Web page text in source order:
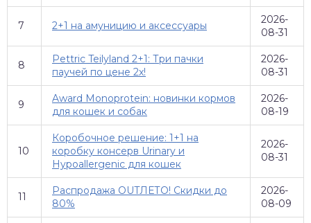
7 2+1 на амуницию и аксессуары
2026-
08-31
8
Pettric Teilyland 2+1: Три пачки
паучей по цене 2х!
2026-
08-31
9
Award Monoprotein: новинки кормов
для кошек и собак
2026-
08-19
10
Коробочное решение: 1+1 на
коробку консерв Urinary и
Hypoallergenic для кошек
2026-
08-31
11
Распродажа OUTЛЕТО! Скидки до
80%
2026-
08-09